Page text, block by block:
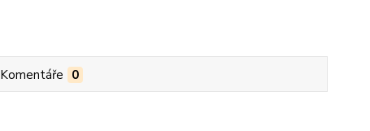
Komentáře 0